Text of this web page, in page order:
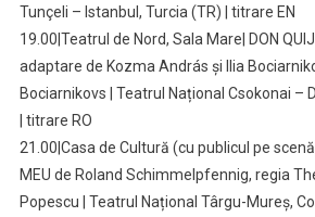
Tunçeli – Istanbul, Turcia (TR) | titrare EN
19.00|Teatrul de Nord, Sala Mare| DON
adaptare de Kozma András și Ilia
Bociarnikovs | Teatrul Național Csokonai –
| titrare RO
21.00|Casa de Cultură (cu publicul pe
MEU de Roland Schimmelpfennig, regia
Popescu | Teatrul Național Târgu-Mureș,